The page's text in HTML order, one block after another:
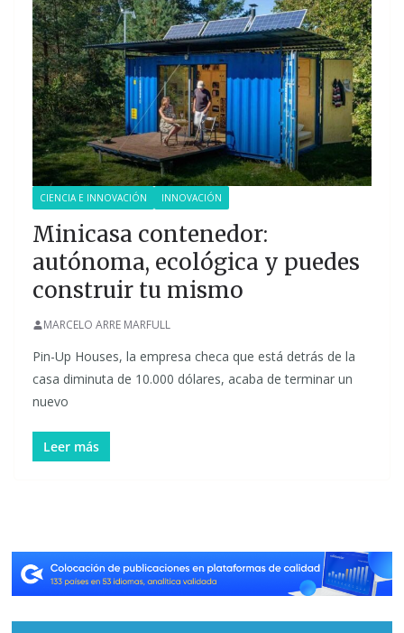
CIENCIA E INNOVACIÓN INNOVACIÓN
Minicasa contenedor:
autónoma, ecológica y puedes
construir tu mismo
MARCELO ARRE MARFULL
Pin-Up Houses, la empresa checa que está detrás de la
casa diminuta de 10.000 dólares, acaba de terminar un
nuevo
Leer más